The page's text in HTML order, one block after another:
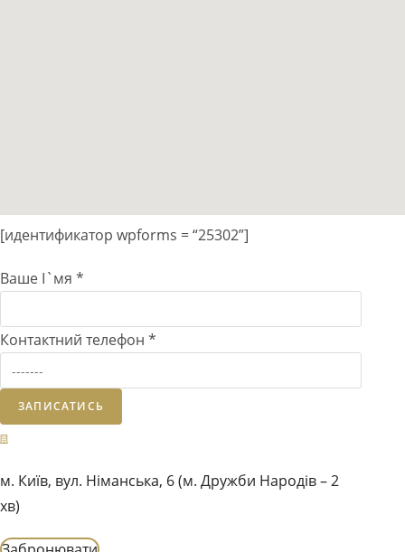
[идентификатор wpforms = “25302”]
Ваше І`мя *
Контактний телефон *
ЗАПИСАТИСЬ
м. Київ, вул. Німанська, 6 (м. Дружби Народів – 2
хв)